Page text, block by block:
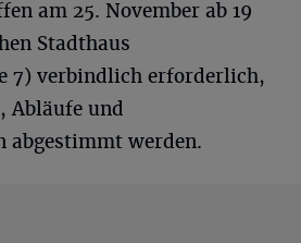
am 25. November ab 19
Stadthaus
7) verbindlich erforderlich,
Abläufe und
abgestimmt werden.